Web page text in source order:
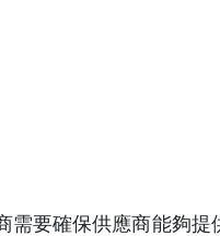
要確保供應商能夠提